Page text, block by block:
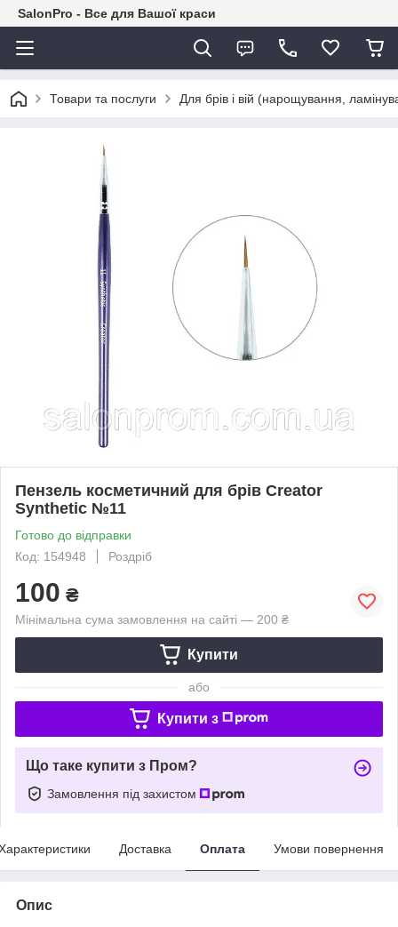
SalonPro - Все для Вашої краси
Товари та послуги Для брів і вій (нарощування,
Пензель косметичний для брів Creator
Synthetic №11
Готово до відправки
Код: 154948
Роздріб
100 ₴
Мінімальна сума замовлення на сайті — 200 ₴
Купити
або
Купити з
Що таке купити з Пром?
Замовлення під захистом
Доставка Оплата Умови повернення
Опис